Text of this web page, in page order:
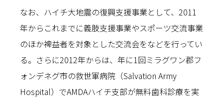
なお、ハイチ大地震の復興支援事業として、2011
年からこれまでに義肢支援事業やスポーツ交流事業
のほか裨益者を対象とした交流会をなどを行ってい
る。さらに2012年からは、年に1回ミラグワン郡フ
ォンデネグ市の救世軍病院（Salvation Army
Hospital）でAMDAハイチ支部が無料歯科診療を実